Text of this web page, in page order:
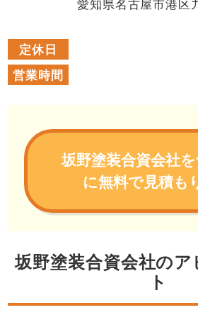
愛知県名古屋市港区
定休日
営業時間
坂野塗装合資会社
に無料で見積も
坂野塗装合資会社の
ト